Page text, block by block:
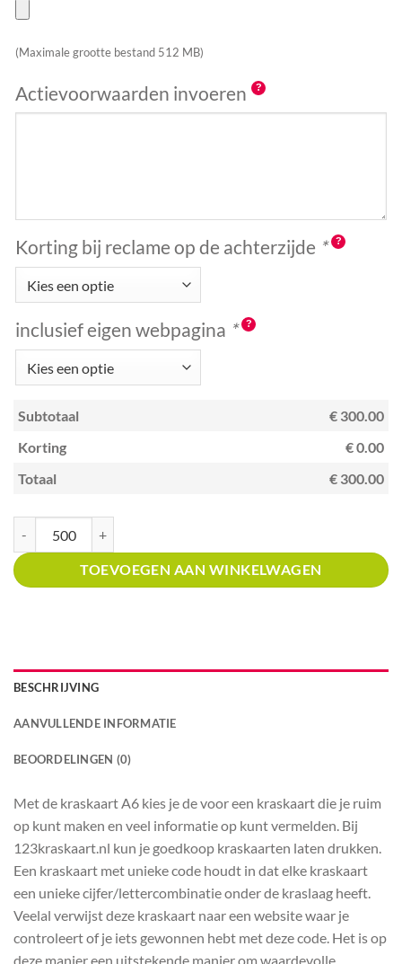
(Maximale grootte bestand 512 MB)
Actievoorwaarden invoeren
Korting bij reclame op de achterzijde *
inclusief eigen webpagina *
Subtotaal
€ 300.00
Korting
€ 0.00
Totaal
€ 300.00
TOEVOEGEN AAN WINKELWAGEN
BESCHRIJVING
AANVULLENDE INFORMATIE
BEOORDELINGEN (0)
Met de kraskaart A6 kies je de voor een kraskaart die je ruim
op kunt maken en veel informatie op kunt vermelden. Bij
123kraskaart.nl kun je goedkoop kraskaarten laten drukken.
Een kraskaart met unieke code houdt in dat elke kraskaart
een unieke cijfer/lettercombinatie onder de kraslaag heeft.
Veelal verwijst deze kraskaart naar een website waar je
controleert of je iets gewonnen hebt met deze code. Het is op
deze manier een uitstekende manier om waardevolle